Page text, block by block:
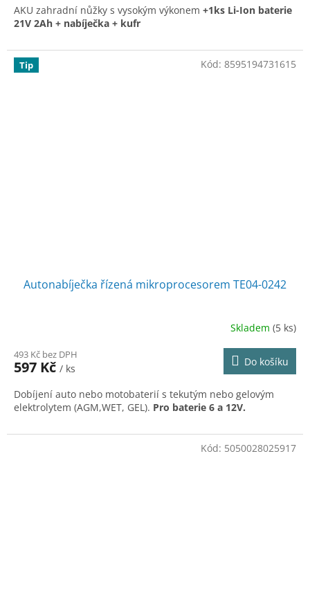
AKU zahradní nůžky s vysokým výkonem +1ks Li-Ion baterie
21V 2Ah + nabíječka + kufr
Tip
Autonabíječka řízená mikroprocesorem TE04-0242
Skladem (5 ks)
493 Kč bez DPH
597 Kč / ks
Do košíku
Dobíjení auto nebo motobaterií s tekutým nebo gelovým
elektrolytem (AGM,WET, GEL). Pro baterie 6 a 12V.
Kód: 8595194731615
Kód: 5050028025917